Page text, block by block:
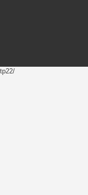
tp22/